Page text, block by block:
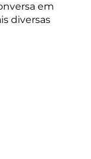
em
diversas